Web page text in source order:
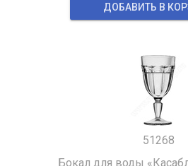
ДОБАВИТЬ В
51268
Бокал для воды